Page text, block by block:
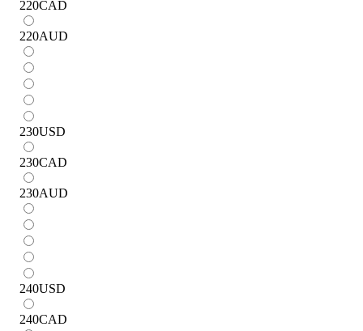
220CAD
220AUD
230USD
230CAD
230AUD
240USD
240CAD